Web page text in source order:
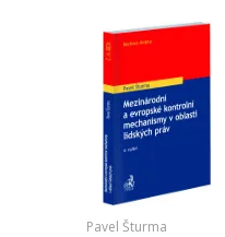
Pavel Šturma